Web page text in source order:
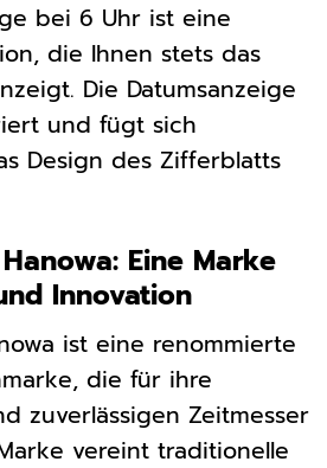
bei 6 Uhr ist eine
die Ihnen stets das
Die Datumsanzeige
und fügt sich
Design des Zifferblatts
Eine Marke
Innovation
ist eine renommierte
die für ihre
zuverlässigen Zeitmesser
vereint traditionelle